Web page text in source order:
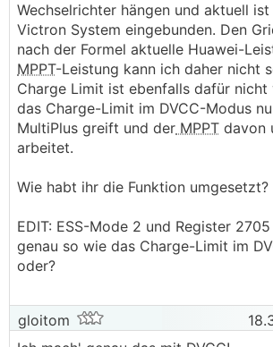
Wechselrichter hängen und aktuell
Victron System eingebunden. Den
nach der Formel aktuelle Huawei-
MPPT-Leistung kann ich daher nicht
Charge Limit ist ebenfalls dafür nicht
das Charge-Limit im DVCC-Modus
MultiPlus greift und der MPPT davon
arbeitet.
Wie habt ihr die Funktion umgesetzt?
EDIT: ESS-Mode 2 und Register
genau so wie das Charge-Limit im
oder?
gloitom